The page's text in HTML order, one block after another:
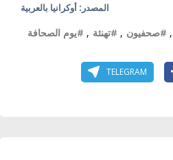
المصدر: أوكرانيا بالعربية
, #صحفيون , #تهنئة , #يوم الصحافة
TELEGRAM